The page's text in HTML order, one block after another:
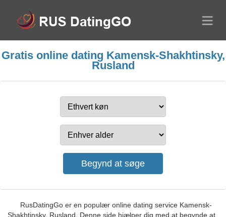
Gratis online dating Kamensk-Shakhtinsky,
Rusland
RusDatingGo er en populær online dating service Kamensk-
Shakhtinsky, Rusland. Denne side hjælper dig med at begynde at